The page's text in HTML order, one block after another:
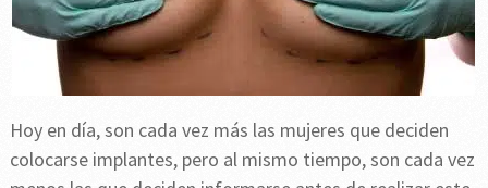
Hoy en día, son cada vez más las mujeres que deciden
colocarse implantes, pero al mismo tiempo, son cada vez